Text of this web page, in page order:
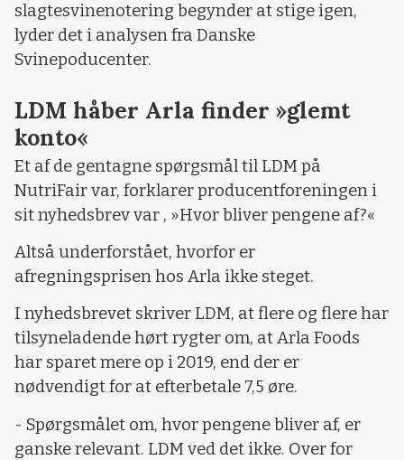
slagtesvinenotering begynder at stige igen,
lyder det i analysen fra Danske
Svinepoducenter.
LDM håber Arla finder »glemt
konto«
Et af de gentagne spørgsmål til LDM på
NutriFair var, forklarer producentforeningen i
sit nyhedsbrev var , »Hvor bliver pengene af?«
Altså underforstået, hvorfor er
afregningsprisen hos Arla ikke steget.
I nyhedsbrevet skriver LDM, at flere og flere har
tilsyneladende hørt rygter om, at Arla Foods
har sparet mere op i 2019, end der er
nødvendigt for at efterbetale 7,5 øre.
- Spørgsmålet om, hvor pengene bliver af, er
ganske relevant. LDM ved det ikke. Over for